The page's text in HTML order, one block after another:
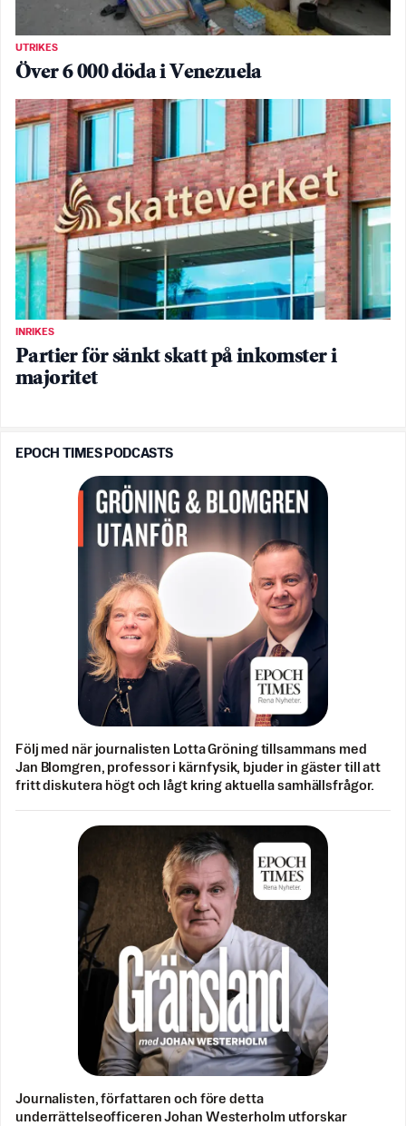
UTRIKES
Över 6 000 döda i Venezuela
INRIKES
Partier för sänkt skatt på inkomster i
majoritet
EPOCH TIMES PODCASTS
Följ med när journalisten Lotta Gröning tillsammans med
Jan Blomgren, professor i kärnfysik, bjuder in gäster till att
fritt diskutera högt och lågt kring aktuella samhällsfrågor.
Journalisten, författaren och före detta
underrättelseofficeren Johan Westerholm utforskar